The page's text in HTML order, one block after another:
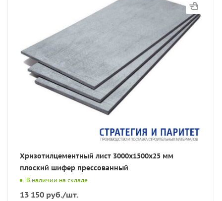
Хризотилцементный лист 3000х1500х25 мм
плоский шифер прессованный
В наличии на складе
13 150 руб./шт.